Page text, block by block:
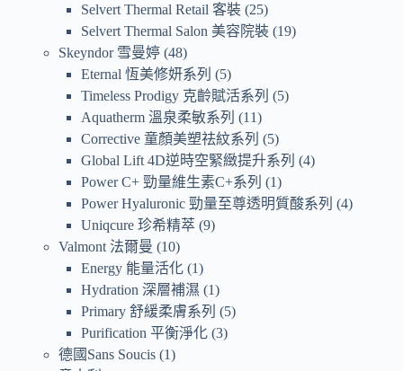
Selvert Thermal Retail 客裝 25
Selvert Thermal Salon 美容院裝 19
Skeyndor 雪曼婷 48
Eternal 恆美修妍系列
5
Timeless Prodigy 克齡賦活系列
5
Aquatherm 溫泉柔敏系列
11
Corrective 童顏美塑祛紋系列
5
Global Lift 4D逆時空緊緻提升系列
4
Power C+ 勁量維生素C+系列
1
Power Hyaluronic 勁量至尊透明質酸系列
4
Uniqcure 珍希精萃 9
Valmont 法爾曼
10
Energy 能量活化 1
Hydration 深層補濕
1
Primary 舒緩柔膚系列
5
Purification 平衡淨化 3
德國Sans Soucis 1